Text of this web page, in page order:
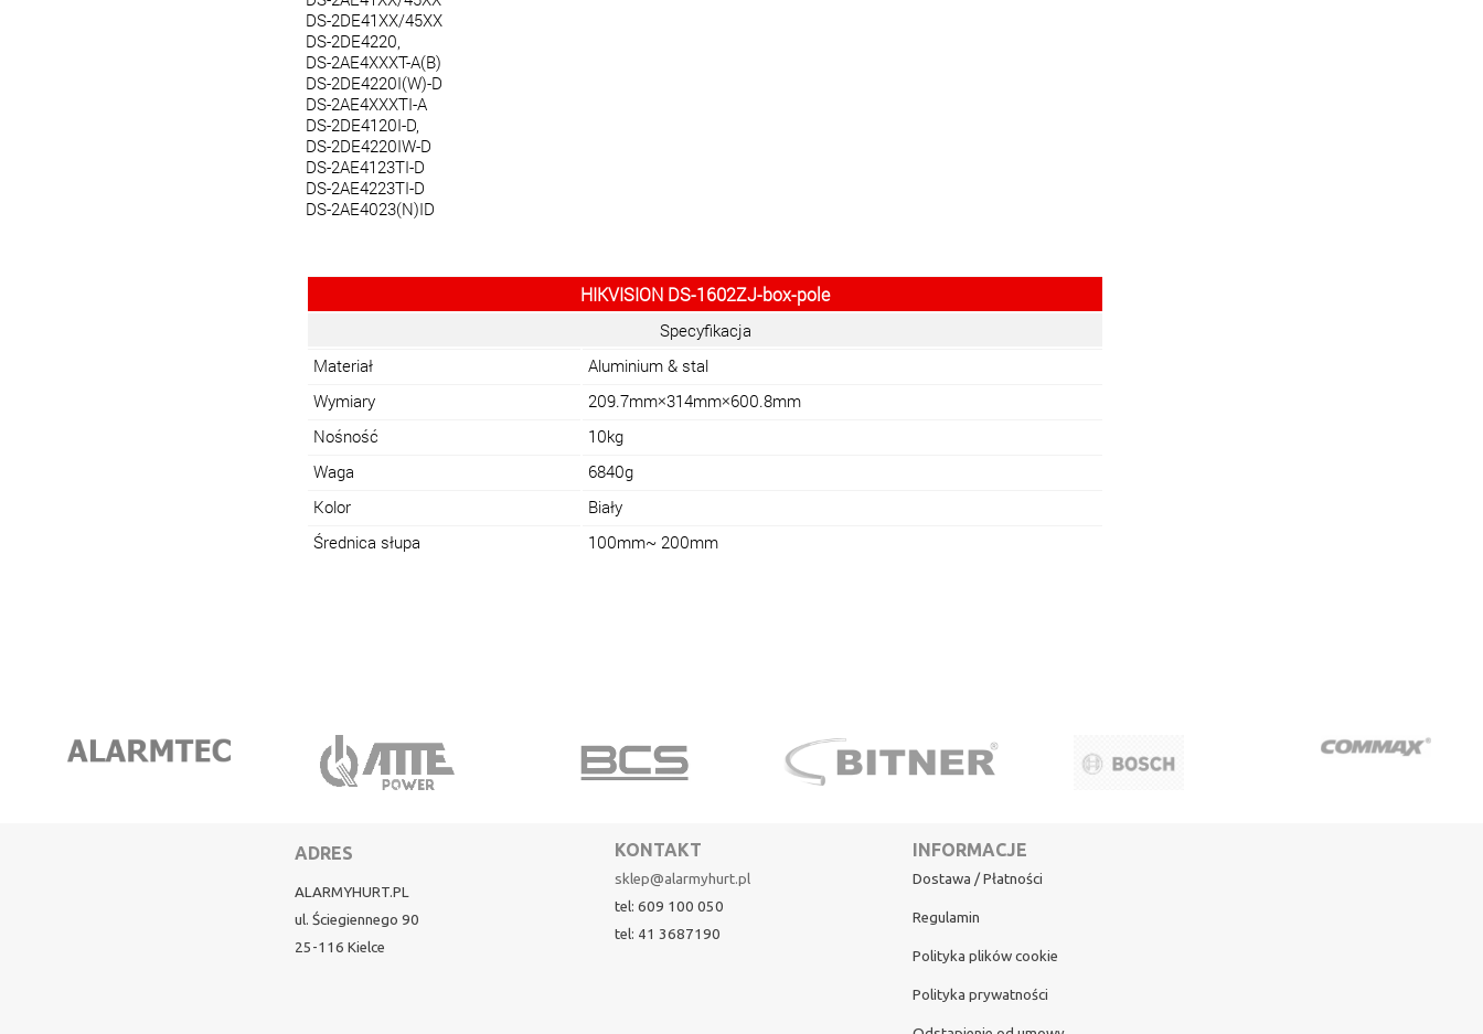
DS-2DE41XX/45XX
DS-2DE4220,
DS-2AE4XXXT-A(B)
DS-2DE4220I(W)-D
DS-2AE4XXXTI-A
DS-2DE4120I-D,
DS-2DE4220IW-D
DS-2AE4123TI-D
DS-2AE4223TI-D
DS-2AE4023(N)ID
HIKVISION DS-1602ZJ-box-pole
Specyfikacja
Materiał
Aluminium & stal
Wymiary
209.7mm×314mm×600.8mm
Nośność
10kg
Waga
6840g
Kolor
Biały
Średnica słupa
100mm~ 200mm
ADRES
ALARMYHURT.PL
ul. Ściegiennego 90
25-116 Kielce
KONTAKT
sklep@alarmyhurt.pl
tel: 609 100 050
tel: 41 3687190
INFORMACJE
Dostawa / Płatności
Regulamin
Polityka plików cookie
Polityka prywatności